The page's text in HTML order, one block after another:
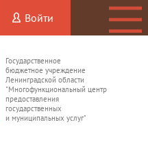
Войти
Государственное
бюджетное учреждение
Ленинградской области
"Многофункциональный центр
предоставления
государственных
и муниципальных услуг"